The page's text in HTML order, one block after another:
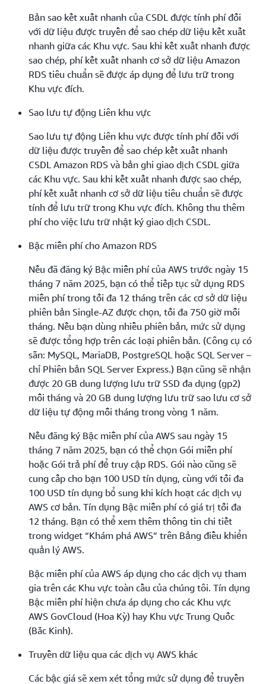
Bản sao kết xuất nhanh của CSDL được tính phí đối
với dữ liệu được truyền để sao chép dữ liệu kết xuất
nhanh giữa các Khu vực. Sau khi kết xuất nhanh được
sao chép, phí kết xuất nhanh cơ sở dữ liệu Amazon
RDS tiêu chuẩn sẽ được áp dụng để lưu trữ trong
Khu vực đích.
Sao lưu tự động Liên khu vực
Sao lưu tự động Liên khu vực được tính phí đối với
dữ liệu được truyền để sao chép kết xuất nhanh
CSDL Amazon RDS và bản ghi giao dịch CSDL giữa
các Khu vực. Sau khi kết xuất nhanh được sao chép,
phí kết xuất nhanh cơ sở dữ liệu tiêu chuẩn sẽ được
tính để lưu trữ trong Khu vực đích. Không thu thêm
phí cho việc lưu trữ nhật ký giao dịch CSDL.
Bậc miễn phí cho Amazon RDS
Nếu đã đăng ký Bậc miễn phí của AWS trước ngày 15
tháng 7 năm 2025, bạn có thể tiếp tục sử dụng RDS
miễn phí trong tối đa 12 tháng trên các cơ sở dữ liệu
phiên bản Single-AZ được chọn, tối đa 750 giờ mỗi
tháng. Nếu bạn dùng nhiều phiên bản, mức sử dụng
sẽ được tổng hợp trên các loại phiên bản. (Công cụ có
sẵn: MySQL, MariaDB, PostgreSQL hoặc SQL Server –
chỉ Phiên bản SQL Server Express.) Bạn cũng sẽ nhận
được 20 GB dung lượng lưu trữ SSD đa dụng (gp2)
mỗi tháng và 20 GB dung lượng lưu trữ sao lưu cơ sở
dữ liệu tự động mỗi tháng trong vòng 1 năm.
Nếu đăng ký Bậc miễn phí của AWS sau ngày 15
tháng 7 năm 2025, bạn có thể chọn Gói miễn phí
hoặc Gói trả phí để truy cập RDS. Gói nào cũng sẽ
cung cấp cho bạn 100 USD tín dụng, cùng với tối đa
100 USD tín dụng bổ sung khi kích hoạt các dịch vụ
AWS cơ bản. Tín dụng Bậc miễn phí có giá trị tối đa
12 tháng. Bạn có thể xem thêm thông tin chi tiết
trong widget “Khám phá AWS” trên Bảng điều khiển
quản lý AWS.
Bậc miễn phí của AWS áp dụng cho các dịch vụ tham
gia trên các Khu vực toàn cầu của chúng tôi. Tín dụng
Bậc miễn phí hiện chưa áp dụng cho các Khu vực
AWS GovCloud (Hoa Kỳ) hay Khu vực Trung Quốc
(Bắc Kinh).
Truyền dữ liệu qua các dịch vụ AWS khác
Các bậc giá sẽ xem xét tổng mức sử dụng để truyền